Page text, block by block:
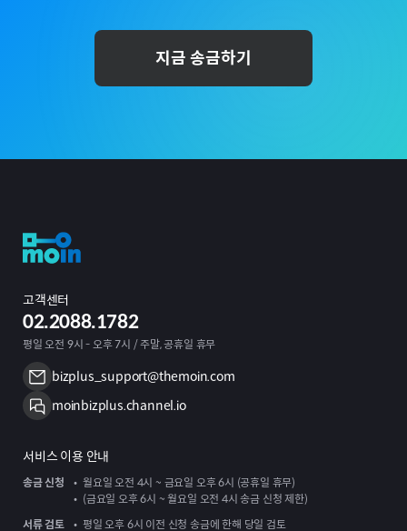
지금 송금하기
고객센터
02.2088.1782
평일 오전 9시 - 오후 7시 / 주말, 공휴일 휴무
bizplus_support@themoin.com
moinbizplus.channel.io
서비스 이용 안내
송금 신청
월요일 오전 4시 ~ 금요일 오후 6시 (공휴일 휴무)
(금요일 오후 6시 ~ 월요일 오전 4시 송금 신청 제한)
서류 검토
평일 오후 6시 이전 신청 송금에 한해 당일 검토